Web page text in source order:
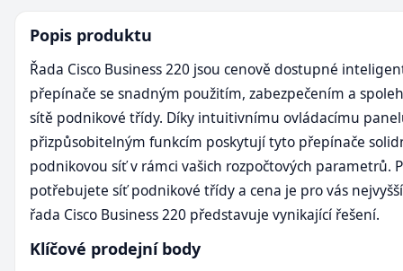
Popis produktu
Řada Cisco Business 220 jsou cenově dostupné
přepínače se snadným použitím, zabezpečením a
sítě podnikové třídy. Díky intuitivnímu ovládacímu
přizpůsobitelným funkcím poskytují tyto přepínače
podnikovou síť v rámci vašich rozpočtových parametrů.
potřebujete síť podnikové třídy a cena je pro vás
řada Cisco Business 220 představuje vynikající řešení.
Klíčové prodejní body